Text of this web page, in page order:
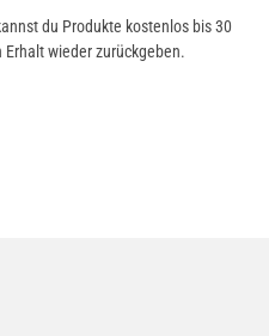
du Produkte kostenlos bis 30
Erhalt wieder zurückgeben.